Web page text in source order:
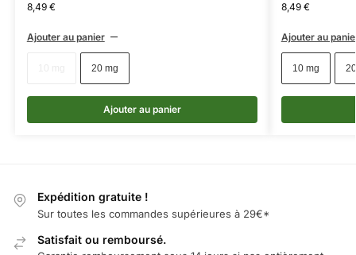
8,49 €
Ajouter au panier
20 mg
Ajouter au panier
8,49 €
Ajouter au
10 mg
Expédition gratuite !
Sur toutes les commandes supérieures à 29€*
Satisfait ou remboursé.